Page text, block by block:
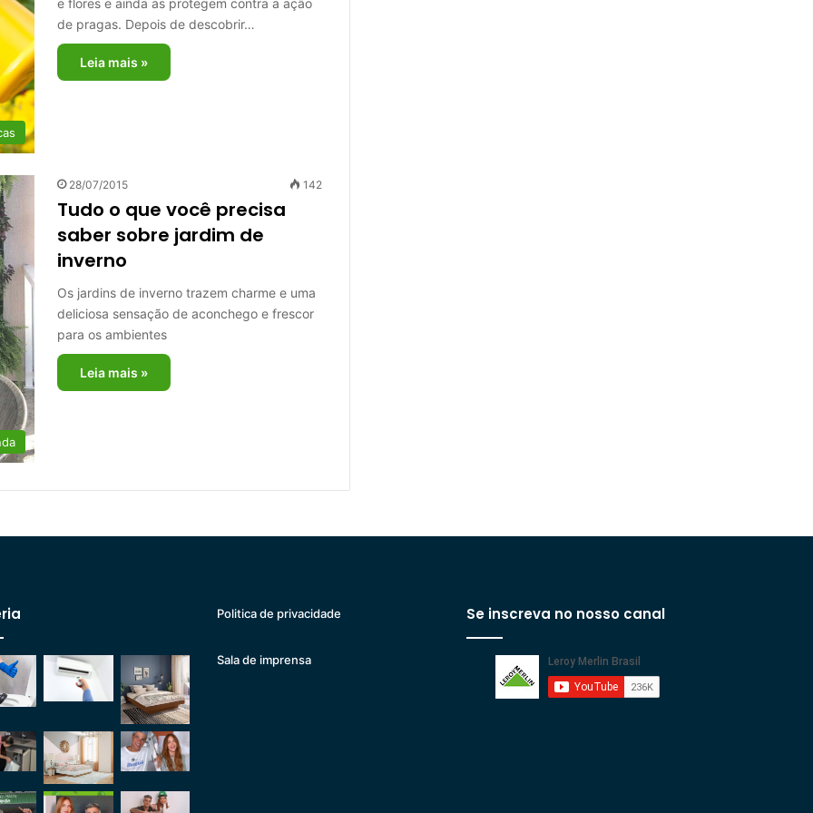
e flores e ainda as protegem contra a ação
de pragas. Depois de descobrir…
Leia mais »
28/07/2015 142
Tudo o que você precisa
saber sobre jardim de
inverno
Os jardins de inverno trazem charme e uma
deliciosa sensação de aconchego e frescor
para os ambientes
Leia mais »
Politica de privacidade
Sala de imprensa
Se inscreva no nosso canal